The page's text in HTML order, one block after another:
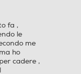
ogni direzione. Audio
che amplia i
in cui ogni nota sarà
spessore.
fa ,
le
me
ho
cadere ,